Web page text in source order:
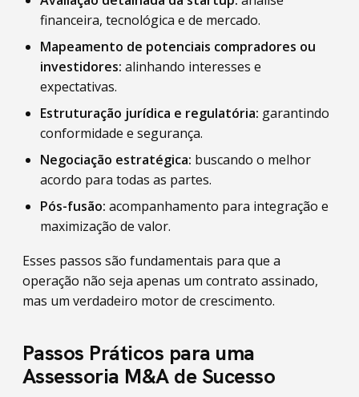
financeira, tecnológica e de mercado.
Mapeamento de potenciais compradores ou
investidores: alinhando interesses e
expectativas.
Estruturação jurídica e regulatória: garantindo
conformidade e segurança.
Negociação estratégica: buscando o melhor
acordo para todas as partes.
Pós-fusão: acompanhamento para integração e
maximização de valor.
Esses passos são fundamentais para que a
operação não seja apenas um contrato assinado,
mas um verdadeiro motor de crescimento.
Passos Práticos para uma
Assessoria M&A de Sucesso